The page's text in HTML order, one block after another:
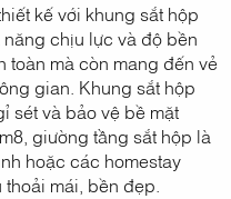
kế với khung sắt hộp
chịu lực và độ bền
toàn mà còn mang đến vẻ
gian. Khung sắt hộp
sét và bảo vệ bề mặt
giường tầng sắt hộp là
hoặc các homestay
mái, bền đẹp.